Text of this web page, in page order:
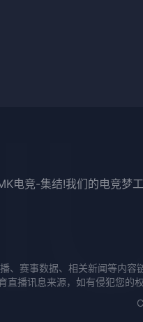
电竞-集结!我们的电竞梦
、赛事数据、相关新闻等内
直播讯息来源，如有侵犯您的